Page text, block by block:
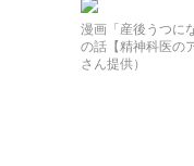
漫画「産後うつに
の話【精神科医の
さん提供）